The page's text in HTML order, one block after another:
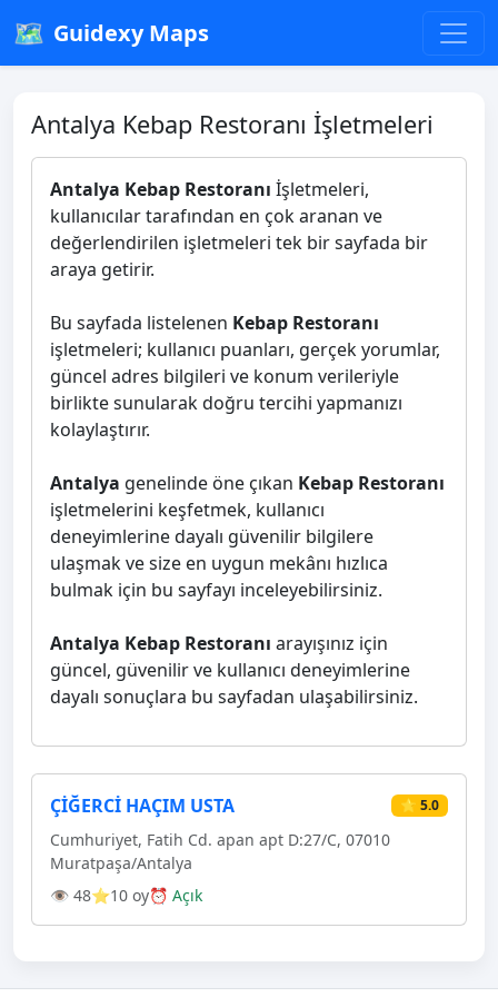
🗺️ Guidexy Maps
Antalya Kebap Restoranı İşletmeleri
Antalya Kebap Restoranı İşletmeleri,
kullanıcılar tarafından en çok aranan ve
değerlendirilen işletmeleri tek bir sayfada bir
araya getirir.
Bu sayfada listelenen Kebap Restoranı
işletmeleri; kullanıcı puanları, gerçek yorumlar,
güncel adres bilgileri ve konum verileriyle
birlikte sunularak doğru tercihi yapmanızı
kolaylaştırır.
Antalya genelinde öne çıkan Kebap Restoranı
işletmelerini keşfetmek, kullanıcı
deneyimlerine dayalı güvenilir bilgilere
ulaşmak ve size en uygun mekânı hızlıca
bulmak için bu sayfayı inceleyebilirsiniz.
Antalya Kebap Restoranı arayışınız için
güncel, güvenilir ve kullanıcı deneyimlerine
dayalı sonuçlara bu sayfadan ulaşabilirsiniz.
ÇİĞERCİ HAÇIM USTA ⭐ 5.0
Cumhuriyet, Fatih Cd. apan apt D:27/C, 07010
Muratpaşa/Antalya
👁 48⭐10 oy⏰ Açık